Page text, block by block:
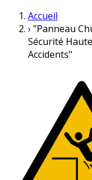
Accueil
› "Panneau
Sécurité
Accidents"